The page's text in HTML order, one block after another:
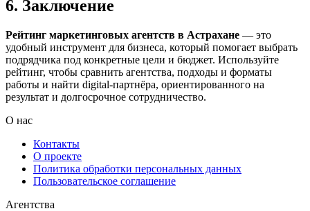
6. Заключение
Рейтинг маркетинговых агентств в Астрахане — это
удобный инструмент для бизнеса, который помогает выбрать
подрядчика под конкретные цели и бюджет. Используйте
рейтинг, чтобы сравнить агентства, подходы и форматы
работы и найти digital-партнёра, ориентированного на
результат и долгосрочное сотрудничество.
О нас
Контакты
О проекте
Политика обработки персональных данных
Пользовательское соглашение
Агентства